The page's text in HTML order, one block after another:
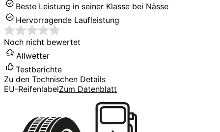
Beste Leistung in seiner Klasse bei Nässe
Hervorragende Laufleistung
Noch nicht bewertet
Allwetter
Testberichte
Zu den Technischen Details
EU-ReifenlabelZum Datenblatt